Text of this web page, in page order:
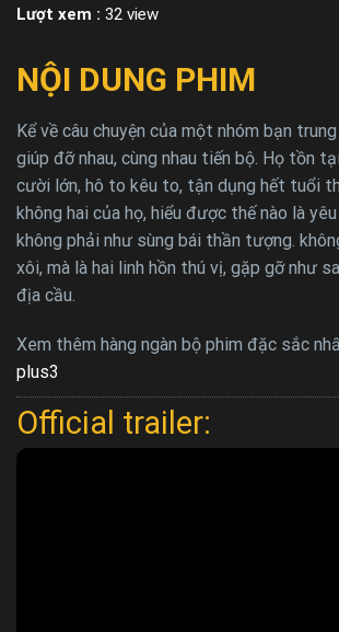
Lượt xem : 32 view
NỘI DUNG PHIM
Kể về câu chuyện của một nhóm bạn
giúp đỡ nhau, cùng nhau tiến bộ. Họ tồn
cười lớn, hô to kêu to, tận dụng hết tuổi
không hai của họ, hiểu được thế nào là
không phải như sùng bái thần tượng.
xôi, mà là hai linh hồn thú vị, gặp gỡ như
địa cầu.
Xem thêm hàng ngàn bộ phim đặc sắc
plus3
Official trailer: